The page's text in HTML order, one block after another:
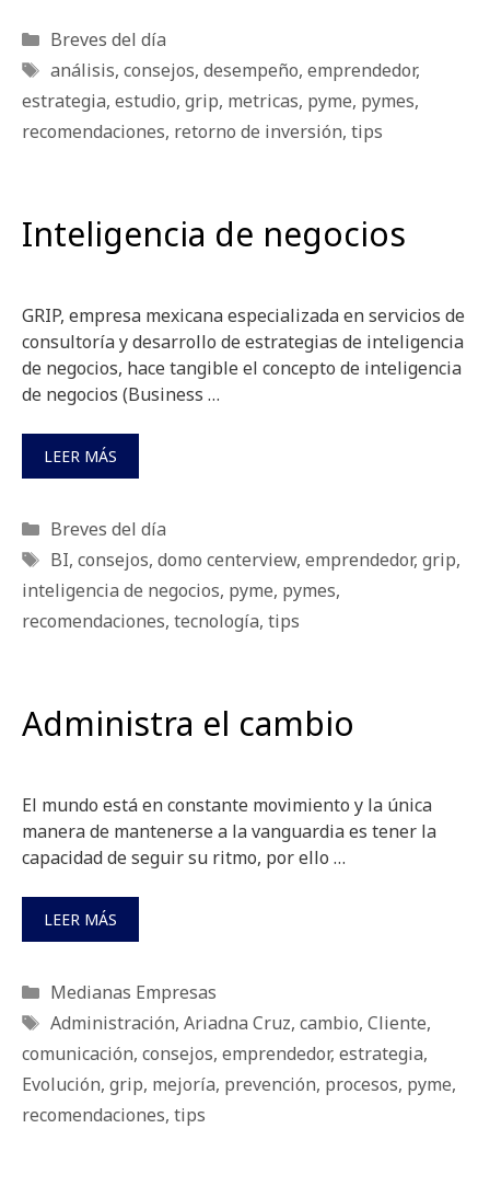
Categorías
Breves del día
Etiquetas
análisis, consejos, desempeño, emprendedor,
estrategia, estudio, grip, metricas, pyme, pymes,
recomendaciones, retorno de inversión, tips
Inteligencia de negocios
GRIP, empresa mexicana especializada en servicios de
consultoría y desarrollo de estrategias de inteligencia
de negocios, hace tangible el concepto de inteligencia
de negocios (Business …
LEER MÁS
Categorías
Breves del día
Etiquetas
BI, consejos, domo centerview, emprendedor, grip,
inteligencia de negocios, pyme, pymes,
recomendaciones, tecnología, tips
Administra el cambio
El mundo está en constante movimiento y la única
manera de mantenerse a la vanguardia es tener la
capacidad de seguir su ritmo, por ello …
LEER MÁS
Categorías
Medianas Empresas
Etiquetas
Administración, Ariadna Cruz, cambio, Cliente,
comunicación, consejos, emprendedor, estrategia,
Evolución, grip, mejoría, prevención, procesos, pyme,
recomendaciones, tips